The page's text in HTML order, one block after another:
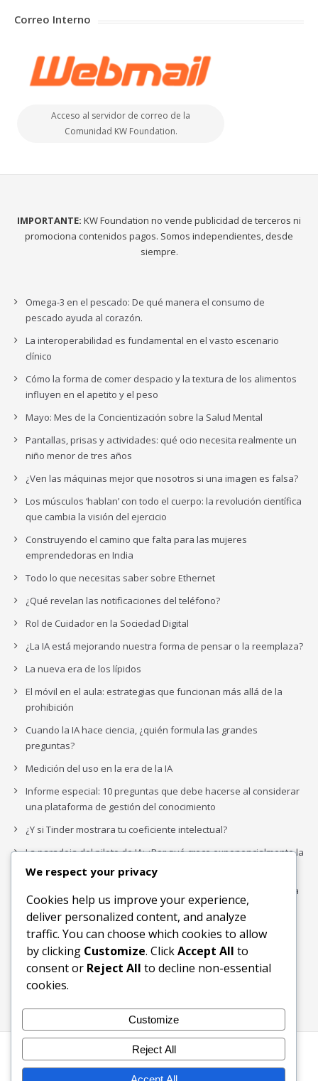
Correo Interno
Acceso al servidor de correo de la
Comunidad KW Foundation.
IMPORTANTE: KW Foundation no vende publicidad de terceros ni
promociona contenidos pagos. Somos independientes, desde
siempre.
Omega-3 en el pescado: De qué manera el consumo de
pescado ayuda al corazón.
La interoperabilidad es fundamental en el vasto escenario
clínico
Cómo la forma de comer despacio y la textura de los alimentos
influyen en el apetito y el peso
Mayo: Mes de la Concientización sobre la Salud Mental
Pantallas, prisas y actividades: qué ocio necesita realmente un
niño menor de tres años
¿Ven las máquinas mejor que nosotros si una imagen es falsa?
Los músculos ‘hablan’ con todo el cuerpo: la revolución científica
que cambia la visión del ejercicio
Construyendo el camino que falta para las mujeres
emprendedoras en India
Todo lo que necesitas saber sobre Ethernet
¿Qué revelan las notificaciones del teléfono?
Rol de Cuidador en la Sociedad Digital
¿La IA está mejorando nuestra forma de pensar o la reemplaza?
La nueva era de los lípidos
El móvil en el aula: estrategias que funcionan más allá de la
prohibición
Cuando la IA hace ciencia, ¿quién formula las grandes
preguntas?
Medición del uso en la era de la IA
Informe especial: 10 preguntas que debe hacerse al considerar
una plataforma de gestión del conocimiento
¿Y si Tinder mostrara tu coeficiente intelectual?
La paradoja del piloto de IA: ¿Por qué crece exponencialmente la
complejidad de la IA empresarial?
Los organigramas de marketing se crearon para los canales. La
IA acaba de dejarlos obsoletos.
Buscar
Buscar
Inicio Blog
Bloques Temáticos
Contactos
We respect your privacy
Cookies help us improve your experience,
deliver personalized content, and analyze
traffic. You can choose which cookies to allow
by clicking Customize. ClickAccept All to
consent or Reject All to decline non-essential
cookies.
Customize
Reject All